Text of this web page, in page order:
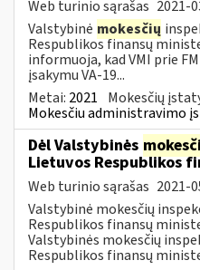
Web turinio sąrašas 2021-
Valstybinė mokesčių
Respublikos finansų
informuoja, kad VMI prie
įsakymu VA-19...
Metai: 2021 Mokesčių
Mokesčiu administravimo
Dėl Valstybinės
Lietuvos Respublikos
Web turinio sąrašas 2021-
Valstybinė mokesčių
Respublikos finansų
Valstybinės mokesčių
Respublikos finansų